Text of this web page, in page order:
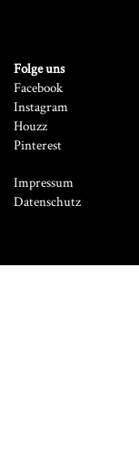
Folge uns
Facebook
Instagram
Houzz
Pinterest
Impressum
Datenschutz